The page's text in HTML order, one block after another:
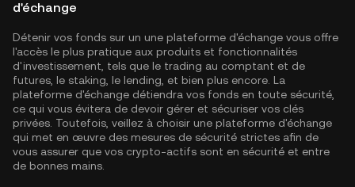
d'échange
Détenir vos fonds sur un une plateforme d'échange vous offre
l'accès le plus pratique aux produits et fonctionnalités
d'investissement, tels que le trading au comptant et de
futures, le staking, le lending, et bien plus encore. La
plateforme d'échange détiendra vos fonds en toute sécurité,
ce qui vous évitera de devoir gérer et sécuriser vos clés
privées. Toutefois, veillez à choisir une plateforme d'échange
qui met en œuvre des mesures de sécurité strictes afin de
vous assurer que vos crypto-actifs sont en sécurité et entre
de bonnes mains.